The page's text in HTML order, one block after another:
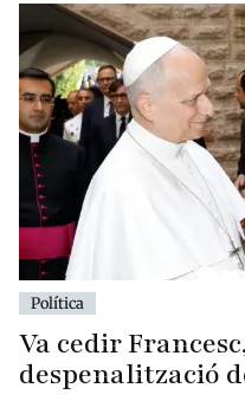
Política
Va cedir
despenalització